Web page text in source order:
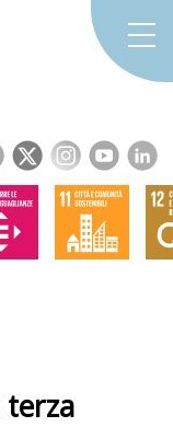
terza